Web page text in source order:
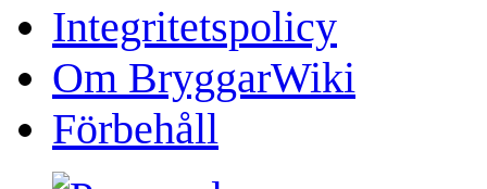
Integritetspolicy
Om BryggarWiki
Förbehåll